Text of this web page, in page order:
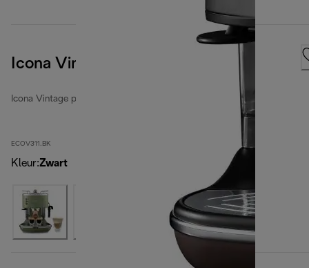
Icona Vintage, Black
Icona Vintage pompdruk espressomachines
ECOV311.BK
Kleur:Zwart